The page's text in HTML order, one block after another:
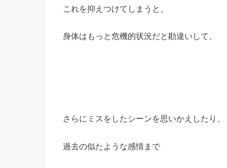
これを抑えつけてしまうと、
身体はもっと危機的状況だと勘違いして、
さらにミスをしたシーンを思いかえしたり、
過去の似たような感情まで